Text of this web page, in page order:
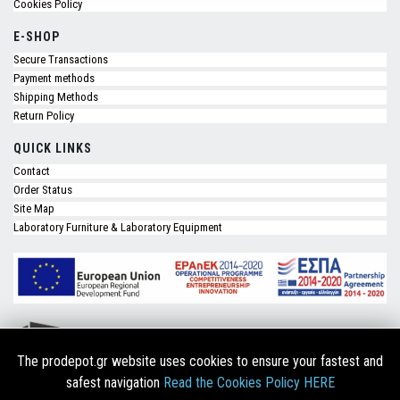
Cookies Policy
E-SHOP
Secure Transactions
Payment methods
Shipping Methods
Return Policy
QUICK LINKS
Contact
Order Status
Site Map
Laboratory Furniture & Laboratory Equipment
The prodepot.gr website uses cookies to ensure your fastest and
safest navigation Read the Cookies Policy HERE